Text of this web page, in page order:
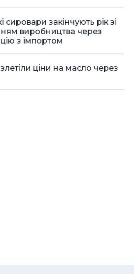
сировари закінчують рік зі
виробництва через
з імпортом
злетіли ціни на масло через